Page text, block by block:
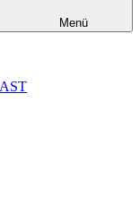
Menü